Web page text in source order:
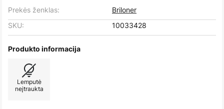
Prekės ženklas:
Briloner
SKU:
10033428
Produkto informacija
Lemputė
neįtraukta